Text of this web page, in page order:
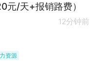
元/天+报销路费）
12分钟前
资源